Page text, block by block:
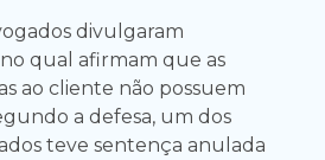
divulgaram
qual afirmam que as
ao cliente não possuem
a defesa, um dos
teve sentença anulada